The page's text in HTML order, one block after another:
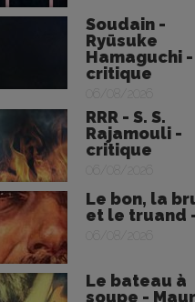
Soudain -
Ryūsuke
Hamaguchi -
critique
06/08/2026
RRR - S. S.
Rajamouli -
critique
06/08/2026
Le bon, la
et le truand
06/08/2026
Le bateau à
soupe -